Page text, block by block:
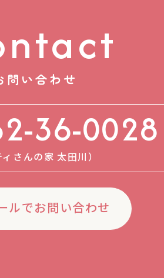
問い合わせ
36-0028
ィさんの家 太⽥川）
ルでお問い合わせ